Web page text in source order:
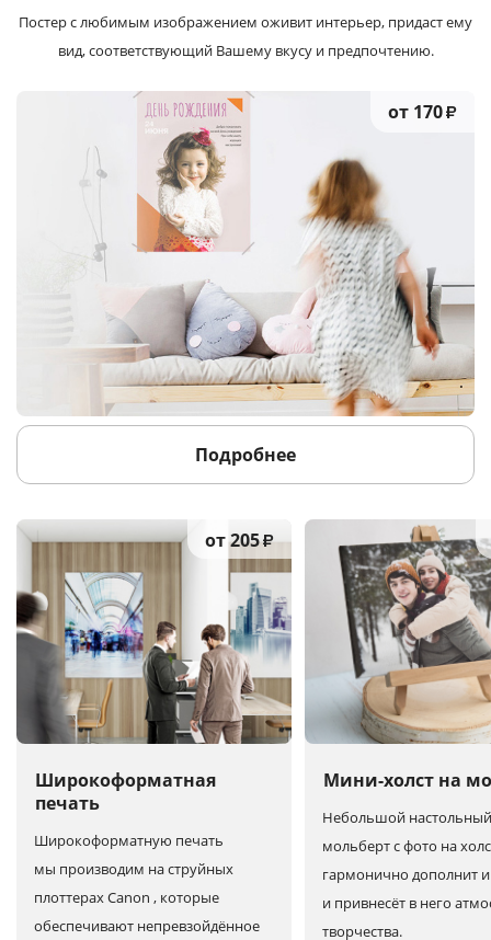
Постер с любимым изображением оживит интерьер, придаст ему
вид, соответствующий Вашему вкусу и предпочтению.
от 170₽
Подробнее
Широкоформатная
печать
от 205₽
Широкоформатную печать
мы производим на струйных
плоттерах Canon , которые
обеспечивают непревзойдённое
Мини-холст на
Небольшой настольный
мольберт с фото на
гармонично дополнит
и привнесёт в него
творчества.